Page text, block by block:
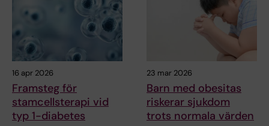
16 apr 2026
Framsteg för
stamcellsterapi vid
typ 1-diabetes
23 mar 2026
Barn med obesitas
riskerar sjukdom
trots normala värden